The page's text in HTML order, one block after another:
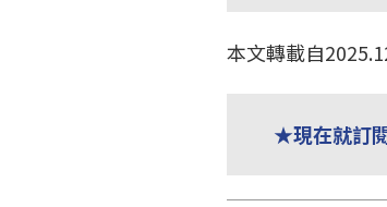
本文轉載自
★現在就訂